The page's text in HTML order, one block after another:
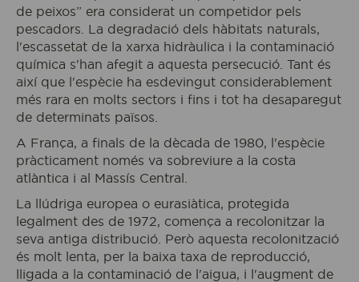
de peixos” era considerat un competidor pels
pescadors. La degradació dels hàbitats naturals,
l'escassetat de la xarxa hidràulica i la contaminació
química s'han afegit a aquesta persecució. Tant és
així que l'espècie ha esdevingut considerablement
més rara en molts sectors i fins i tot ha desaparegut
de determinats països.
A França, a finals de la dècada de 1980, l'espècie
pràcticament només va sobreviure a la costa
atlàntica i al Massís Central.
La llúdriga europea o eurasiàtica, protegida
legalment des de 1972, comença a recolonitzar la
seva antiga distribució. Però aquesta recolonització
és molt lenta, per la baixa taxa de reproducció,
lligada a la contaminació de l'aigua, i l'augment de